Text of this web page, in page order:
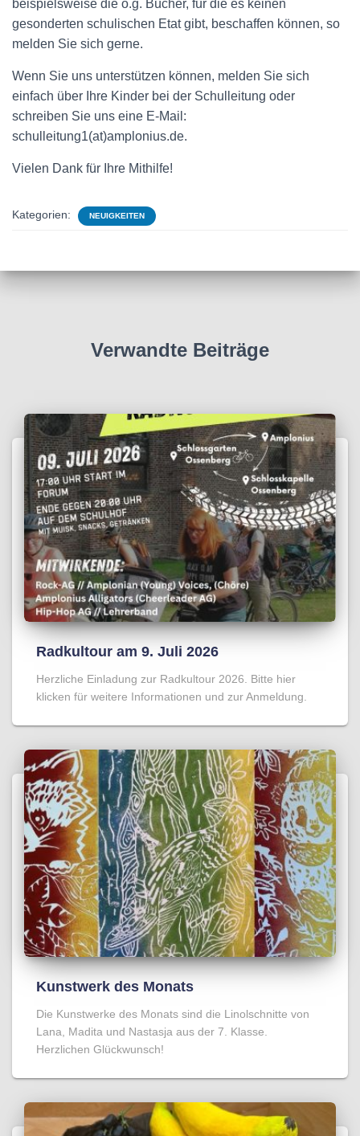
beispielsweise die o.g. Bücher, für die es keinen
gesonderten schulischen Etat gibt, beschaffen können, so
melden Sie sich gerne.
Wenn Sie uns unterstützen können, melden Sie sich
einfach über Ihre Kinder bei der Schulleitung oder
schreiben Sie uns eine E-Mail:
schulleitung1(at)amplonius.de.
Vielen Dank für Ihre Mithilfe!
Kategorien: NEUIGKEITEN
Verwandte Beiträge
Radkultour am 9. Juli 2026
Herzliche Einladung zur Radkultour 2026. Bitte hier
klicken für weitere Informationen und zur Anmeldung.
Kunstwerk des Monats
Die Kunstwerke des Monats sind die Linolschnitte von
Lana, Madita und Nastasja aus der 7. Klasse.
Herzlichen Glückwunsch!